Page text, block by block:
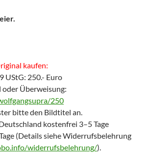
kaufen:
UStG: 250.- Euro
oder Überweisung:
250
bitte den Bildtitel an.
kostenfrei 3–5 Tage
(Details siehe Widerrufsbelehrung
widerrufsbelehrung/).